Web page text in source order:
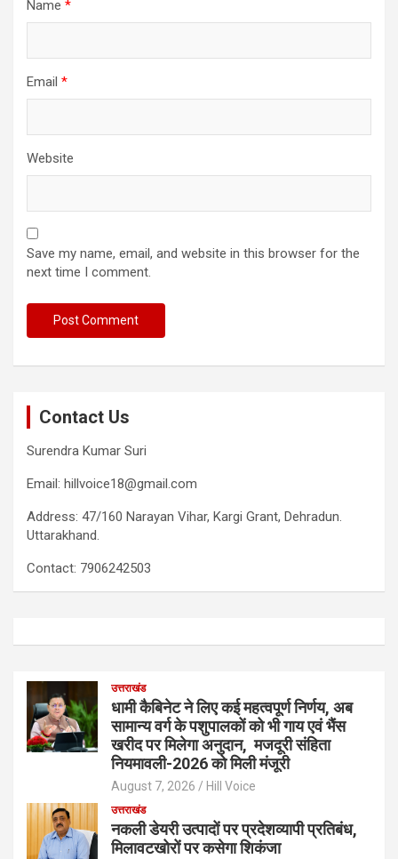
Name *
Email *
Website
Save my name, email, and website in this browser for the
next time I comment.
Contact Us
Surendra Kumar Suri
Email: hillvoice18@gmail.com
Address: 47/160 Narayan Vihar, Kargi Grant, Dehradun.
Uttarakhand.
Contact: 7906242503
उत्तराखंड
धामी कैबिनेट ने लिए कई महत्वपूर्ण निर्णय, अब
सामान्य वर्ग के पशुपालकों को भी गाय एवं भैंस
खरीद पर मिलेगा अनुदान, मजदूरी संहिता
नियमावली-2026 को मिली मंजूरी
August 7, 2026 Hill Voice
उत्तराखंड
नकली डेयरी उत्पादों पर प्रदेशव्यापी प्रतिबंध,
मिलावटखोरों पर कसेगा शिकंजा